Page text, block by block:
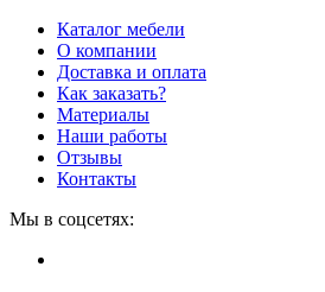
Каталог мебели
О компании
Доставка и оплата
Как заказать?
Материалы
Наши работы
Отзывы
Контакты
Мы в соцсетях: